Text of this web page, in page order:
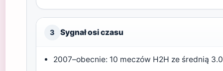
3 Sygnał osi czasu
2007–obecnie: 10 meczów H2H ze średnią